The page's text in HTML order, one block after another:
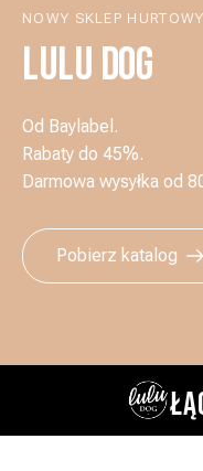
NOWY SKLEP HURTOWY
LULU DOG
Od Baylabel.
Rabaty do 45%.
Darmowa wysyłka od
Pobierz katalog